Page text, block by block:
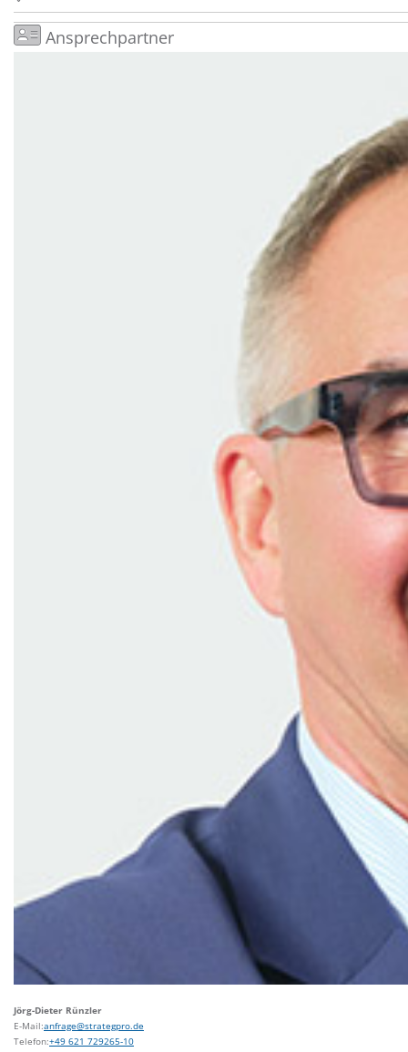
Ansprechpartner
Jörg-Dieter Rünzler
E-Mail:anfrage@strategpro.de
Telefon:+49 621 729265-10